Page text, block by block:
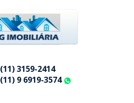
(11) 3159-2414
(11) 9 6919-3574